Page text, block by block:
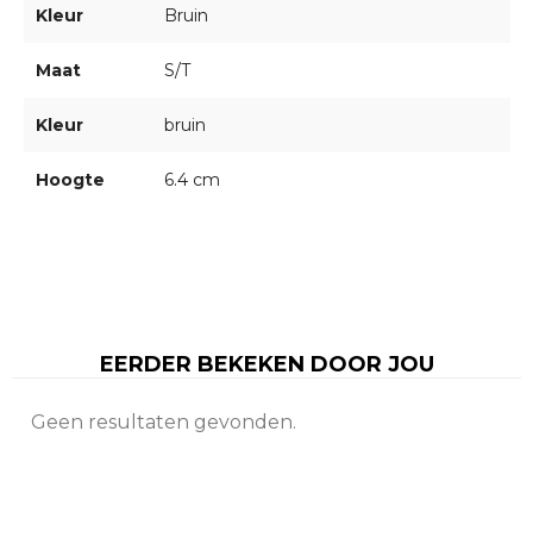
Kleur Bruin
Maat S/T
Kleur bruin
Hoogte 6.4 cm
EERDER BEKEKEN DOOR JOU
Geen resultaten gevonden.